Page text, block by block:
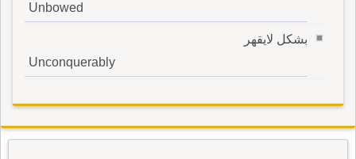
Unbowed
بشكل لايقهر
Unconquerably